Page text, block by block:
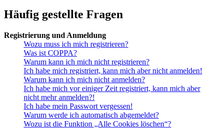
Häufig gestellte Fragen
Registrierung und Anmeldung
Wozu muss ich mich registrieren?
Was ist COPPA?
Warum kann ich mich nicht registrieren?
Ich habe mich registriert, kann mich aber nicht anmelden!
Warum kann ich mich nicht anmelden?
Ich habe mich vor einiger Zeit registriert, kann mich aber
nicht mehr anmelden?!
Ich habe mein Passwort vergessen!
Warum werde ich automatisch abgemeldet?
Wozu ist die Funktion „Alle Cookies löschen“?